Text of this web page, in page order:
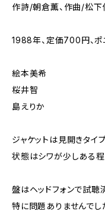
作詩/朝倉薫、作曲/松
1988年、定価700円、
絵本美希
桜井智
島えりか
ジャケットは見開きタイ
状態はシワが少しある
盤はヘッドフォンで試聴
特に問題ありませんでし